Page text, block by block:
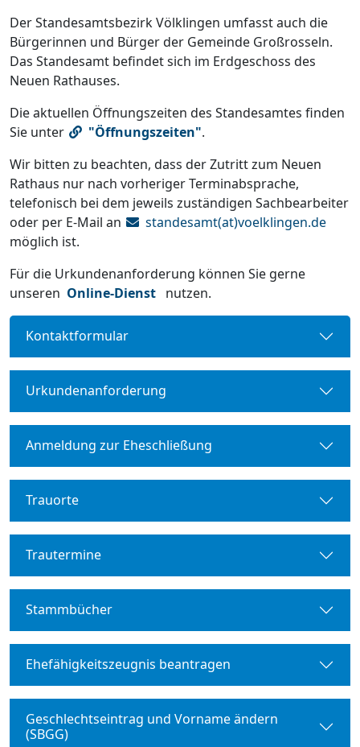
Der Standesamtsbezirk Völklingen umfasst auch die
Bürgerinnen und Bürger der Gemeinde Großrosseln.
Das Standesamt befindet sich im Erdgeschoss des
Neuen Rathauses.
Die aktuellen Öffnungszeiten des Standesamtes finden
Sie unter
"Öffnungszeiten".
Wir bitten zu beachten, dass der Zutritt zum Neuen
Rathaus nur nach vorheriger Terminabsprache,
telefonisch bei dem jeweils zuständigen Sachbearbeiter
oder per E-Mail an
standesamt(at)voelklingen.de
möglich ist.
Für die Urkundenanforderung können Sie gerne
unseren Online-Dienst nutzen.
Kontaktformular
Urkundenanforderung
Anmeldung zur Eheschließung
Trauorte
Trautermine
Stammbücher
Ehefähigkeitszeugnis beantragen
Geschlechtseintrag und Vorname ändern
(SBGG)